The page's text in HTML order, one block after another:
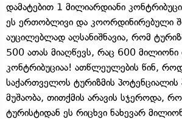
დამატებით 1 მილიარდიანი
ეს ერთობლივი და კოორდინირებული
აუცილებლად აღსანიშნავია, რომ
500 ათას მიაღწევს, რაც 600
კონტრიბუციაა! ათწლეულების წინ,
საქართველოს ტურიზმის პოტენციალის
მუშაობა, თითქმის არავის სჯეროდა,
ტურისტიდან ეს რიცხვი ნახევარ